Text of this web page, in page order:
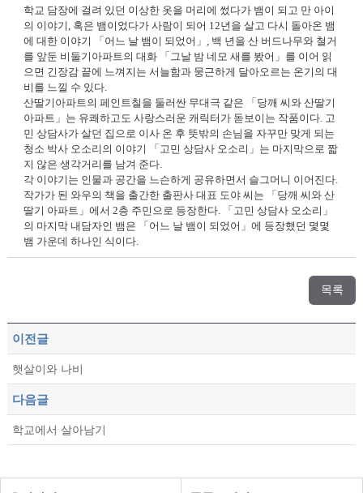
학교 담장에 걸려 있던 이상한 옷을 머리에 썼다가 뱀이 되고 만 아이
의 이야기, 혹은 뱀이었다가 사람이 되어 12년을 살고 다시 돌아온 뱀
에 대한 이야기 「어느 날 뱀이 되었어」, 백 년을 산 버드나무와 철거
를 앞둔 비둘기아파트의 대화 「그날 밤 네모 새를 봤어」를 이어 읽
으면 긴장감 끝에 느껴지는 서늘함과 뭉근하게 달아오르는 온기의 대
비를 느낄 수 있다.
산딸기아파트의 페인트칠을 둘러싼 무대극 같은 「당깨 씨와 산딸기
아파트」는 유쾌하고도 사랑스러운 캐릭터가 돋보이는 작품이다. 고
민 상담사가 살던 집으로 이사 온 후 뜻밖의 손님을 자꾸만 맞게 되는
청소 박사 오소리의 이야기 「고민 상담사 오소리」는 마지막으로 짧
지 않은 생각거리를 남겨 준다.
각 이야기는 인물과 공간을 느슨하게 공유하면서 슬그머니 이어진다.
작가가 된 와우의 책을 출간한 출판사 대표 도야 씨는 「당깨 씨와 산
딸기 아파트」에서 2층 주민으로 등장한다. 「고민 상담사 오소리」
의 마지막 내담자인 뱀은 「어느 날 뱀이 되었어」에 등장했던 몇몇
뱀 가운데 하나인 식이다.
목록
이전글
햇살이와 나비
다음글
학교에서 살아남기